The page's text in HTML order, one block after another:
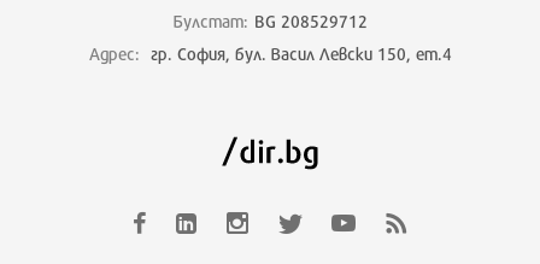
Булстат: BG 208529712
Адрес: гр. София, бул. Васил Левски 150, ет.4